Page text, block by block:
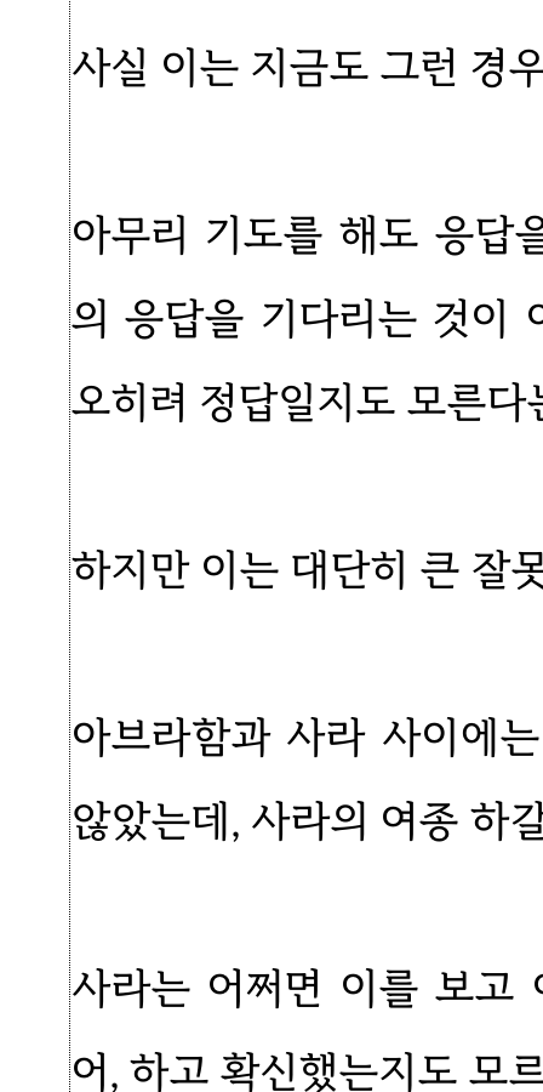
사실 이는 지금도 그런 경
아무리 기도를 해도 응답
의 응답을 기다리는 것이
오히려 정답일지도 모른다
하지만 이는 대단히 큰 잘
아브라함과 사라 사이에
않았는데, 사라의 여종 하
사라는 어쩌면 이를 보고
어, 하고 확신했는지도 모